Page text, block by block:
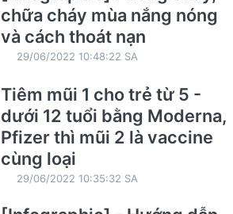
chữa cháy mùa nắng nóng
và cách thoát nạn
29/06/2022 10:48:22 SA
Tiêm mũi 1 cho trẻ từ 5 -
dưới 12 tuổi bằng Moderna,
Pfizer thì mũi 2 là vaccine
cùng loại
29/06/2022 10:35:32 SA